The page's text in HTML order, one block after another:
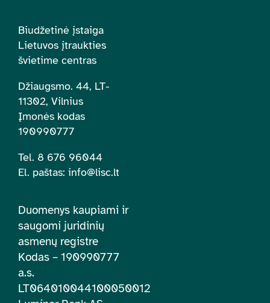
Biudžetinė įstaiga
Lietuvos įtraukties
švietime centras
Džiaugsmo. 44, LT-
11302, Vilnius
Įmonės kodas
190990777
Tel. 8 676 96044
El. paštas: info@lisc.lt
Duomenys kaupiami ir
saugomi juridinių
asmenų registre
Kodas – 190990777
a.s.
LT064010044100050012